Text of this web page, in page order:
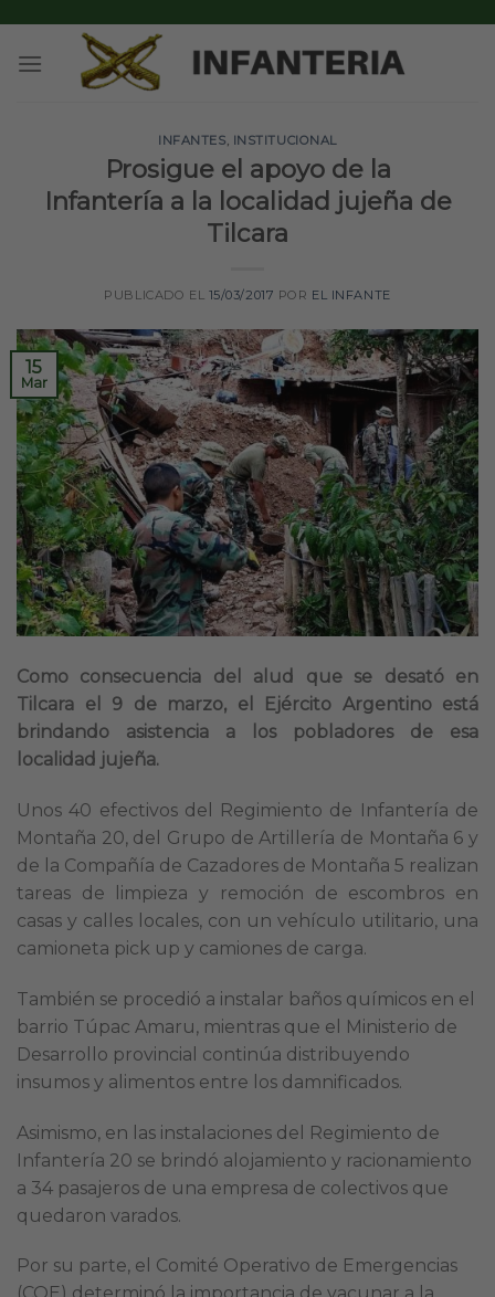
content
INFANTES, INSTITUCIONAL
Prosigue el apoyo de la
Infantería a la localidad jujeña de
Tilcara
PUBLICADO EL 15/03/2017 POR EL INFANTE
15
Mar
Como consecuencia del alud que se desató en
Tilcara el 9 de marzo, el Ejército Argentino está
brindando asistencia a los pobladores de esa
localidad jujeña.
Unos 40 efectivos del Regimiento de Infantería de
Montaña 20, del Grupo de Artillería de Montaña 6 y
de la Compañía de Cazadores de Montaña 5 realizan
tareas de limpieza y remoción de escombros en
casas y calles locales, con un vehículo utilitario, una
camioneta pick up y camiones de carga.
También se procedió a instalar baños químicos en el
barrio Túpac Amaru, mientras que el Ministerio de
Desarrollo provincial continúa distribuyendo
insumos y alimentos entre los damnificados.
Asimismo, en las instalaciones del Regimiento de
Infantería 20 se brindó alojamiento y racionamiento
a 34 pasajeros de una empresa de colectivos que
quedaron varados.
Por su parte, el Comité Operativo de Emergencias